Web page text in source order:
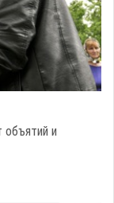
объятий и